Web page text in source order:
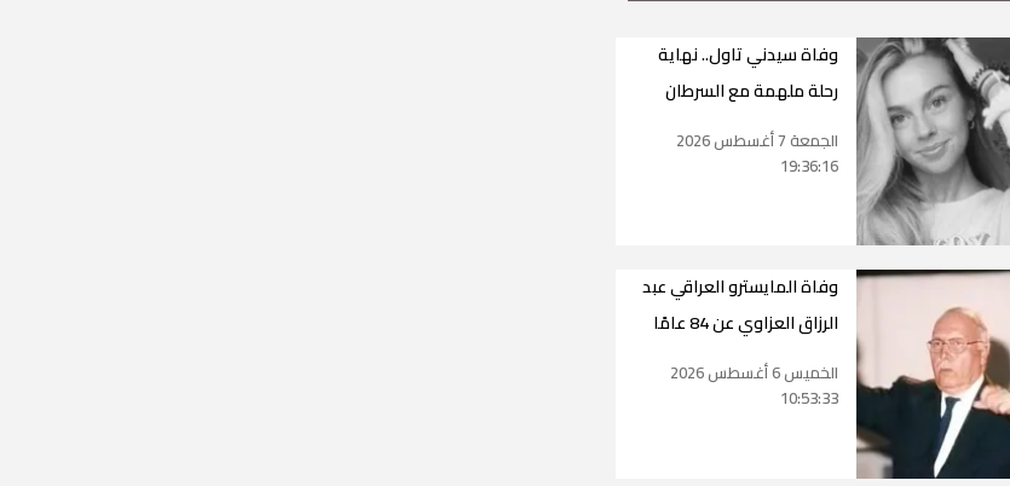
وفاة سيدني تاول.. نهاية
رحلة ملهمة مع السرطان
الجمعة 7 أغسطس 2026
19:36:16
وفاة المايسترو العراقي عبد
الرزاق العزاوي عن 84 عامًا
الخميس 6 أغسطس 2026
10:53:33